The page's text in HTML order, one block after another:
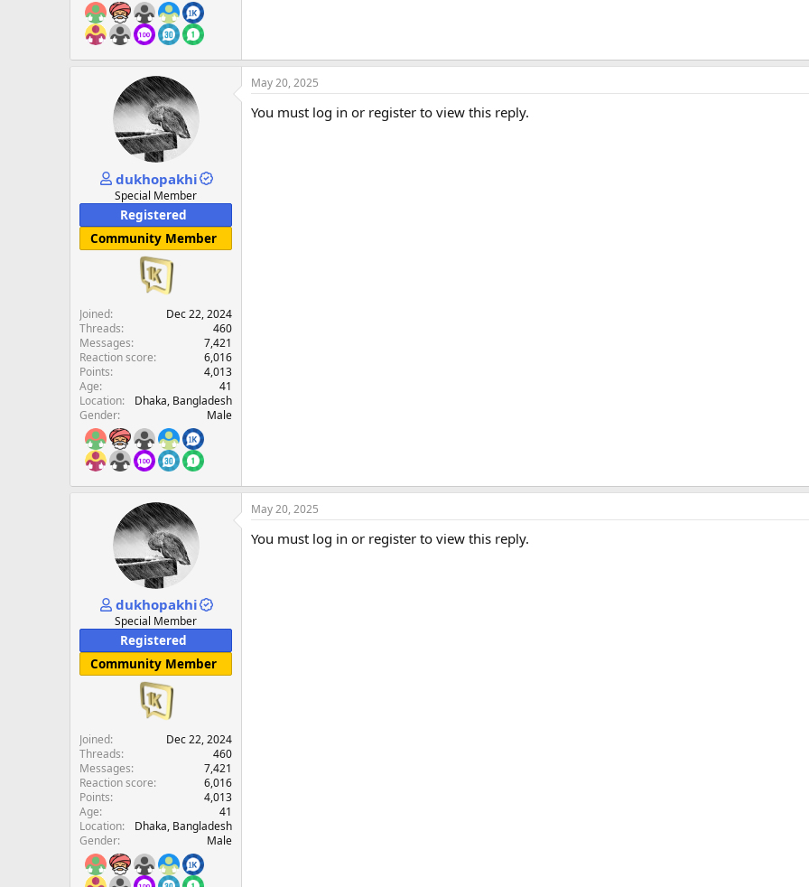
dukhopakhi
Special Member
Registered
Community Member
Joined
Dec 22, 2024
Threads
460
Messages
7,421
Reaction score
6,016
Points
4,013
Age
41
Location
Dhaka, Bangladesh
Gender
Male
May 20, 2025
You must log in or register to view this reply.
dukhopakhi
Special Member
Registered
Community Member
Joined
Dec 22, 2024
Threads
460
Messages
7,421
Reaction score
6,016
Points
4,013
Age
41
Location
Dhaka, Bangladesh
Gender
Male
May 20, 2025
You must log in or register to view this reply.